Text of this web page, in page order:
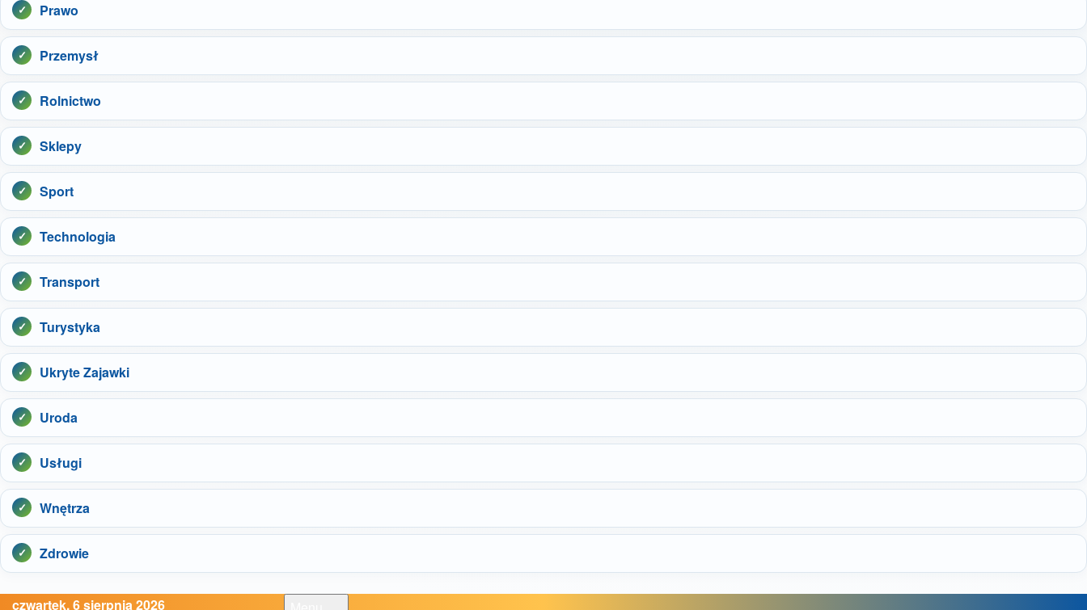
Prawo
Przemysł
Rolnictwo
Sklepy
Sport
Technologia
Transport
Turystyka
Ukryte Zajawki
Uroda
Usługi
Wnętrza
Zdrowie
czwartek, 6 sierpnia 2026